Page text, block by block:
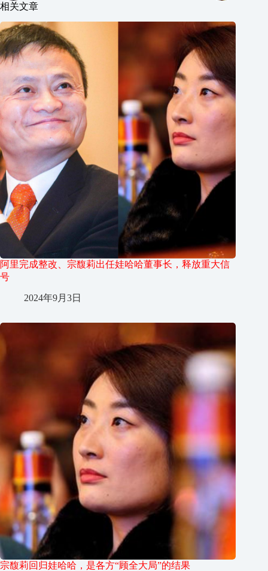
相关文章
阿里完成整改、宗馥莉出任娃哈哈董事长，释放重大信
号
2024年9月3日
宗馥莉回归娃哈哈，是各方“顾全大局”的结果